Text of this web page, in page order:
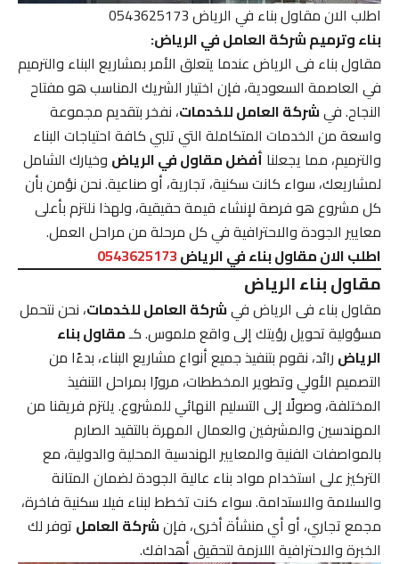
اطلب الان مقاول بناء في الرياض 0543625173
بناء وترميم شركة العامل في الرياض:
مقاول بناء فى الرياض عندما يتعلق الأمر بمشاريع البناء والترميم
في العاصمة السعودية، فإن اختيار الشريك المناسب هو مفتاح
النجاح. فيشركة العامل للخدمات، نفخر بتقديم مجموعة
واسعة من الخدمات المتكاملة التي تلبي كافة احتياجات البناء
والترميم، مما يجعلناأفضل مقاول في الرياضوخيارك الشامل
لمشاريعك، سواء كانت سكنية، تجارية، أو صناعية. نحن نؤمن بأن
كل مشروع هو فرصة لإنشاء قيمة حقيقية، ولهذا نلتزم بأعلى
معايير الجودة والاحترافية في كل مرحلة من مراحل العمل.
اطلب الان مقاول بناء في الرياض0543625173
مقاول بناء الرياض
مقاول بناء فى الرياض فيشركة العامل للخدمات، نحن نتحمل
مسؤولية تحويل رؤيتك إلى واقع ملموس. كـمقاول بناء
الرياضرائد، نقوم بتنفيذ جميع أنواع مشاريع البناء، بدءًا من
التصميم الأولي وتطوير المخططات، مرورًا بمراحل التنفيذ
المختلفة، وصولًا إلى التسليم النهائي للمشروع. يلتزم فريقنا من
المهندسين والمشرفين والعمال المهرة بالتقيد الصارم
بالمواصفات الفنية والمعايير الهندسية المحلية والدولية، مع
التركيز على استخدام مواد بناء عالية الجودة لضمان المتانة
والسلامة والاستدامة. سواء كنت تخطط لبناء فيلا سكنية فاخرة،
مجمع تجاري، أو أي منشأة أخرى، فإنشركة العاملتوفر لك
الخبرة والاحترافية اللازمة لتحقيق أهدافك.